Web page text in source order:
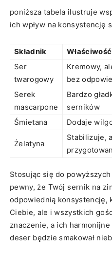
poniższa tabela ilustruje
ich wpływ⁣ na konsystencję
Składnik
Właściwość
Ser
twarogowy
Kremowy,
bez
Serek
mascarpone
Bardzo
⁣serników
Śmietana
Dodaje
Żelatyna
Stabilizuje,
Stosując się do
pewny, że ⁣Twój⁣ sernik⁢ na
odpowiednią konsystencję,
Ciebie, ale i wszystkich
znaczenie,‌ a⁢ ich
⁢deser będzie smakował